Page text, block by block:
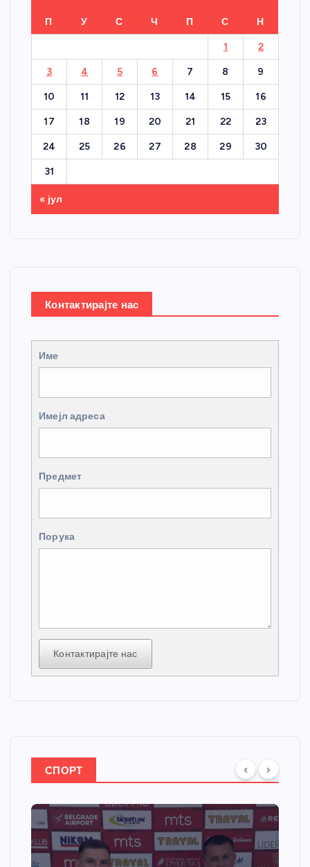
П У С Ч П С Н
1 2
3 4 5 6 7 8 9
10 11 12 13 14 15 16
17 18 19 20 21 22 23
24 25 26 27 28 29 30
31
« јул
Контактирајте нас
Име
Имејл адреса
Предмет
Порука
Контактирајте нас
СПОРТ